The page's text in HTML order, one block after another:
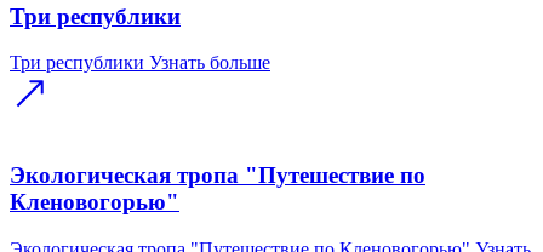
Три республики
Три республики Узнать больше
Экологическая тропа "Путешествие по
Кленовогорью"